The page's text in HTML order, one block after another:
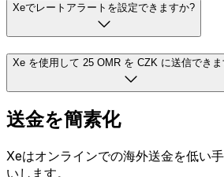
Xeでレートアラートを設定できますか?
Xe を使用して 25 OMR を CZK に送信でき
送金を簡素化
Xeはオンラインでの海外送金を低い
いします。